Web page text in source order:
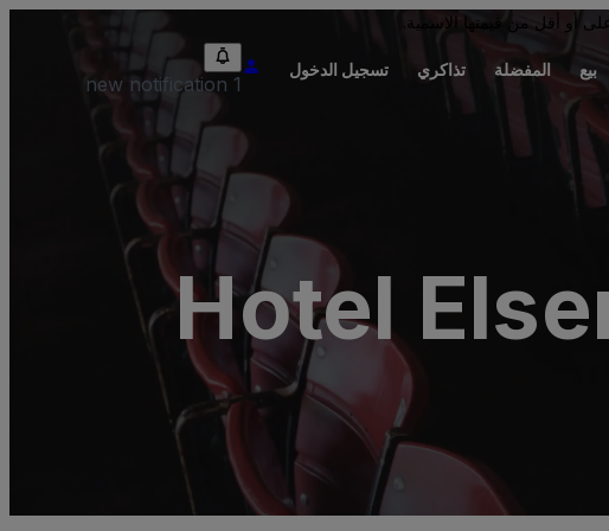
أو أقل من قيمتها الاسمية.
بيع المفضلة تذاكري تسجيل الدخول
1 new notification
Hotel